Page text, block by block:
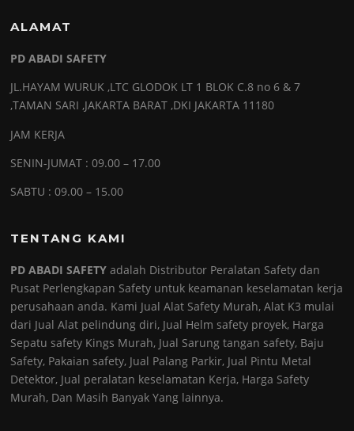
ALAMAT
PD ABADI SAFETY
JL.HAYAM WURUK ,LTC GLODOK LT 1 BLOK C.8 no 6 & 7
,TAMAN SARI ,JAKARTA BARAT ,DKI JAKARTA 11180
JAM KERJA
SENIN-JUMAT : 09.00 – 17.00
SABTU : 09.00 – 15.00
TENTANG KAMI
PD ABADI SAFETY adalah Distributor Peralatan Safety dan
Pusat Perlengkapan Safety untuk keamanan keselamatan kerja
perusahaan anda. Kami Jual Alat Safety Murah, Alat K3 mulai
dari Jual Alat pelindung diri, Jual Helm safety proyek, Harga
Sepatu safety Kings Murah, Jual Sarung tangan safety, Baju
Safety, Pakaian safety, Jual Palang Parkir, Jual Pintu Metal
Detektor, Jual peralatan keselamatan Kerja, Harga Safety
Murah, Dan Masih Banyak Yang lainnya.